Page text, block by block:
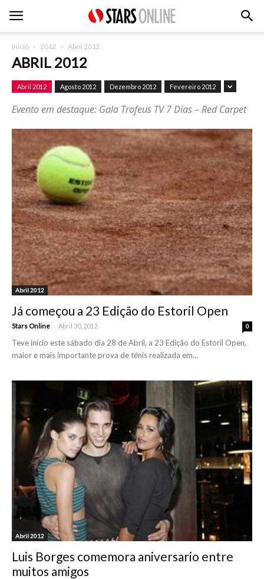
Inicio 2012 Abril 2012
ABRIL 2012
Abril 2012 Agosto 2012 Dezembro 2012 Fevereiro 2012
Evento em destaque: Gala Trofeus TV 7 Dias – Red Carpet
Abril 2012
Já começou a 23 Edição do Estoril Open
Stars Online - Abril 30, 2012 0
Teve início este sábado dia 28 de Abril, a 23 Edição do Estoril Open,
maior e mais importante prova de ténis realizada em...
Abril 2012
Luis Borges comemora aniversario entre
muitos amigos